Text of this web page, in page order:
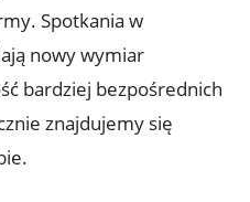
Spotkania w
nowy wymiar
bardziej bezpośrednich
znajdujemy się